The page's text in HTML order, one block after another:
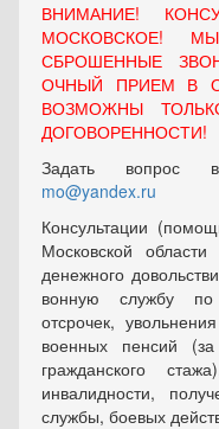
ВНИМАНИЕ!
МОСКОВСКОЕ!
СБРОШЕННЫЕ
ОЧНЫЙ ПРИЕМ В
ВОЗМОЖНЫ
ДОГОВОРЕННОСТИ!
Задать вопрос
mo@yandex.ru
Консультации
Московской
денежного
вонную службу по
отсрочек,
военных пенсий
гражданского
инвалидности,
службы, боевых